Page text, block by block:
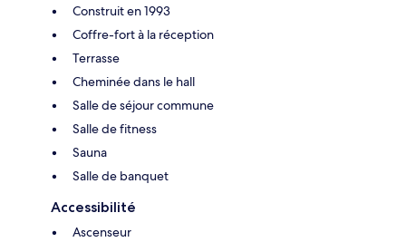
Construit en 1993
Coffre-fort à la réception
Terrasse
Cheminée dans le hall
Salle de séjour commune
Salle de fitness
Sauna
Salle de banquet
Accessibilité
Ascenseur